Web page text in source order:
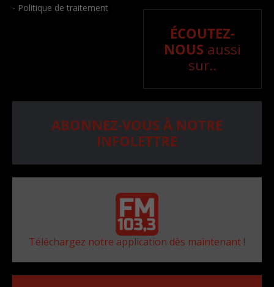
- Politique de traitement
ÉCOUTEZ-
NOUS aussi
sur..
ABONNEZ-VOUS À NOTRE
INFOLETTRE
Téléchargez notre application dès maintenant !